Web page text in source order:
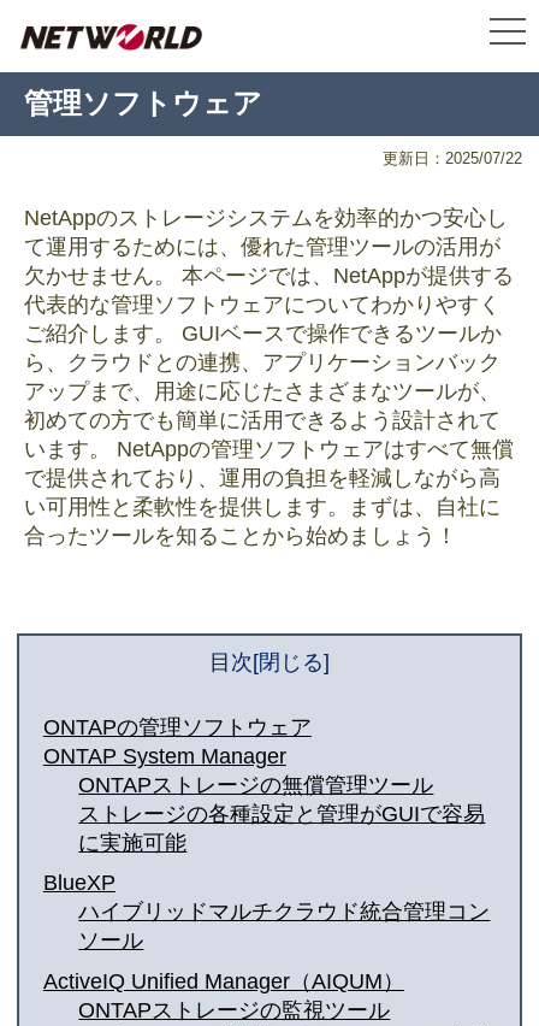
管理ソフトウェア
更新日：2025/07/22
NetAppのストレージシステムを効率的かつ安心し
て運用するためには、優れた管理ツールの活用が
欠かせません。 本ページでは、NetAppが提供する
代表的な管理ソフトウェアについてわかりやすく
ご紹介します。 GUIベースで操作できるツールか
ら、クラウドとの連携、アプリケーションバック
アップまで、用途に応じたさまざまなツールが、
初めての方でも簡単に活用できるよう設計されて
います。 NetAppの管理ソフトウェアはすべて無償
で提供されており、運用の負担を軽減しながら高
い可用性と柔軟性を提供します。まずは、自社に
合ったツールを知ることから始めましょう！
目次
ONTAPの管理ソフトウェア
ONTAP System Manager
ONTAPストレージの無償管理ツール
ストレージの各種設定と管理がGUIで容易
に実施可能
BlueXP
ハイブリッドマルチクラウド統合管理コン
ソール
ActiveIQ Unified Manager（AIQUM）
ONTAPストレージの監視ツール